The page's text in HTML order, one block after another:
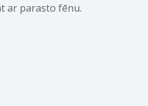
ar parasto fēnu.